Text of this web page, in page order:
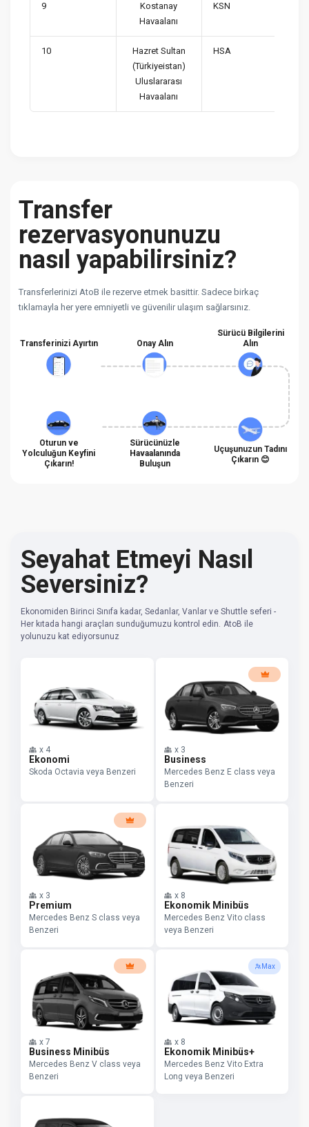
9
Kostanay
Havaalanı
KSN
10
Hazret Sultan
(Türkiyeistan)
Uluslararası
Havaalanı
HSA
Transfer
rezervasyonunuzu
nasıl yapabilirsiniz?
Transferlerinizi AtoB ile rezerve etmek basittir. Sadece birkaç
tıklamayla her yere emniyetli ve güvenilir ulaşım sağlarsınız.
Transferinizi Ayırtın Onay Alın
Sürücü Bilgilerini
Alın
Oturun ve
Yolculuğun Keyfini
Çıkarın!
Sürücünüzle
Havaalanında
Buluşun
Uçuşunuzun Tadını
Çıkarın 😊
Seyahat Etmeyi Nasıl
Seversiniz?
Ekonomiden Birinci Sınıfa kadar, Sedanlar, Vanlar ve Shuttle seferi -
Her kıtada hangi araçları sunduğumuzu kontrol edin. AtoB ile
yolunuzu kat ediyorsunuz
x 4
Ekonomi
Skoda Octavia veya Benzeri
x 3
Business
Mercedes Benz E class veya
Benzeri
x 3
Premium
Mercedes Benz S class veya
Benzeri
x 8
Ekonomik Minibüs
Mercedes Benz Vito class
veya Benzeri
x 7
Business Minibüs
Mercedes Benz V class veya
Benzeri
Max
x 8
Ekonomik Minibüs+
Mercedes Benz Vito Extra
Long veya Benzeri